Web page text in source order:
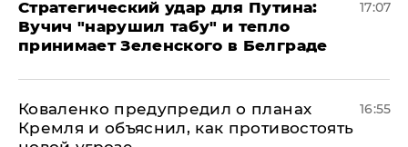
Стратегический удар для Путина:
Вучич "нарушил табу" и тепло
принимает Зеленского в Белграде
17:07
Коваленко предупредил о планах
Кремля и объяснил, как противостоять
16:55